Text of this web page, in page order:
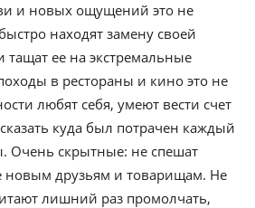
и новых ощущений это не
находят замену своей
тащат ее на экстремальные
в рестораны и кино это не
любят себя, умеют вести счет
куда был потрачен каждый
Очень скрытные: не спешат
новым друзьям и товарищам. Не
лишний раз промолчать,